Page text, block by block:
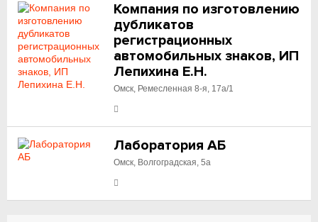
Компания по изготовлению
дубликатов
регистрационных
автомобильных знаков, ИП
Лепихина Е.Н.
Омск, Ремесленная 8-я, 17а/1
Лаборатория АБ
Омск, Волгоградская, 5а